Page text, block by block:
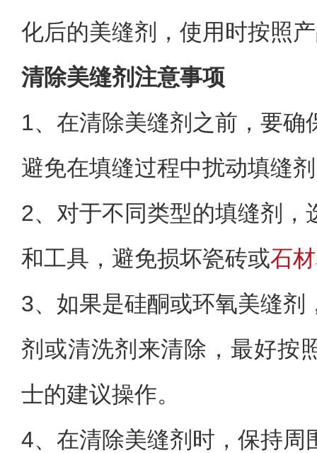
化后的美缝剂，使用时按照
清除美缝剂注意事项
1、在清除美缝剂之前，要确
避免在填缝过程中扰动填缝
2、对于不同类型的填缝剂，
和工具，避免损坏瓷砖或石材
3、如果是硅酮或环氧美缝剂
剂或清洗剂来清除，最好按
士的建议操作。
4、在清除美缝剂时，保持周